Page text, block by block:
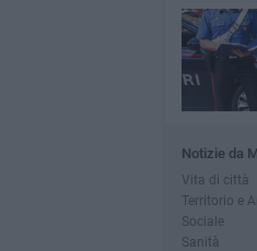
Notizie da
Vita di città
Territorio e
Sociale
Sanità